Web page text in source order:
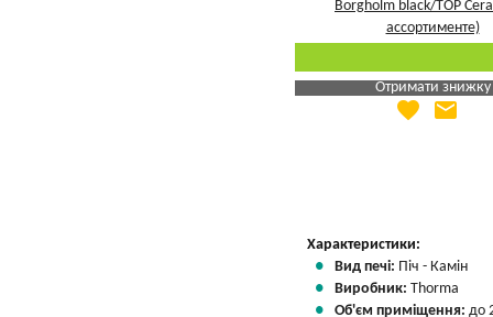
Отримати знижку
Яка Ваша ціна
favorite email
Характеристики:
Вид печі: Піч - Камін
Виробник: Thorma
Об'єм приміщення: до